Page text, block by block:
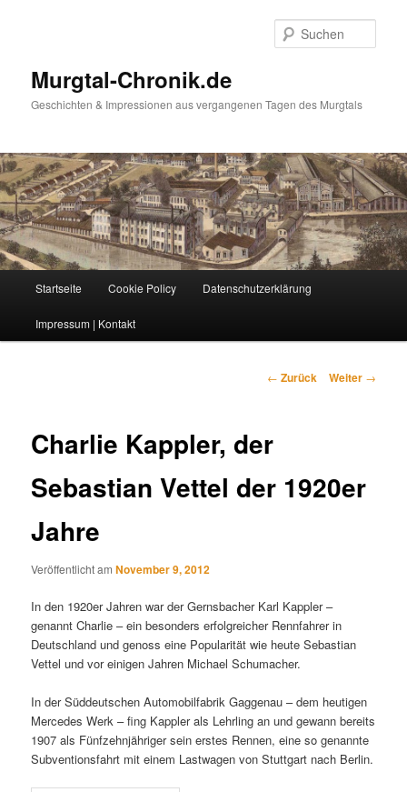
Murgtal-Chronik.de
Geschichten & Impressionen aus vergangenen Tagen des Murgtals
Startseite Cookie Policy Datenschutzerklärung
Impressum | Kontakt
Beitrags-
← Zurück Weiter →
Charlie Kappler, der
Sebastian Vettel der 1920er
Jahre
Veröffentlicht amNovember 9, 2012
In den 1920er Jahren war der Gernsbacher Karl Kappler –
genannt Charlie – ein besonders erfolgreicher Rennfahrer in
Deutschland und genoss eine Popularität wie heute Sebastian
Vettel und vor einigen Jahren Michael Schumacher.
In der Süddeutschen Automobilfabrik Gaggenau – dem heutigen
Mercedes Werk – fing Kappler als Lehrling an und gewann bereits
1907 als Fünfzehnjähriger sein erstes Rennen, eine so genannte
Subventionsfahrt mit einem Lastwagen von Stuttgart nach Berlin.